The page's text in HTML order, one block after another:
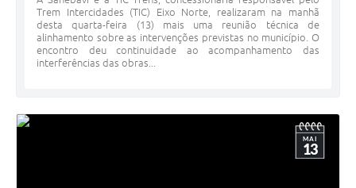
Trem Intercidades (TIC) Eixo Norte, realizaram na manhã
desta quarta-feira (13) mais uma reunião técnica de
alinhamento sobre as intervenções previstas no município. O
encontro deu continuidade ao acompanhamento das
interferências das obras...
MAI
13